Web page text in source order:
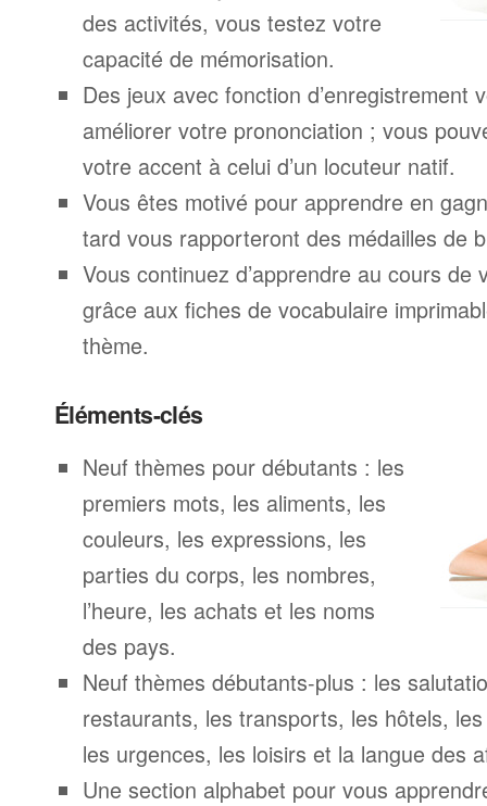
des activités, vous testez votre
capacité de mémorisation.
Des jeux avec fonction d’enregistrement
améliorer votre prononciation ; vous
votre accent à celui d’un locuteur natif.
Vous êtes motivé pour apprendre en
tard vous rapporteront des médailles de
Vous continuez d’apprendre au cours de
grâce aux fiches de vocabulaire
thème.
Éléments-clés
Neuf thèmes pour débutants : les
premiers mots, les aliments, les
couleurs, les expressions, les
parties du corps, les nombres,
l’heure, les achats et les noms
des pays.
Neuf thèmes débutants-plus : les
restaurants, les transports, les hôtels,
les urgences, les loisirs et la langue des
Une section alphabet pour vous